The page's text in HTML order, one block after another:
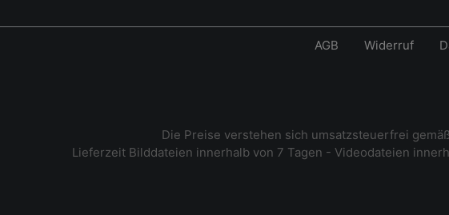
AGB Widerruf
Die Preise verstehen sich umsatzsteuerfrei
Lieferzeit Bilddateien innerhalb von 7 Tagen - Videodateien